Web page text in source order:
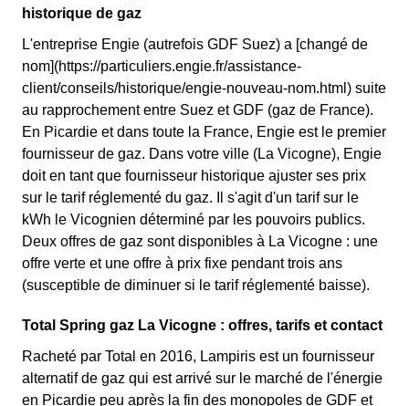
historique de gaz
L'entreprise Engie (autrefois GDF Suez) a [changé de
nom](https://particuliers.engie.fr/assistance-
client/conseils/historique/engie-nouveau-nom.html) suite
au rapprochement entre Suez et GDF (gaz de France).
En Picardie et dans toute la France, Engie est le premier
fournisseur de gaz. Dans votre ville (La Vicogne), Engie
doit en tant que fournisseur historique ajuster ses prix
sur le tarif réglementé du gaz. Il s'agit d'un tarif sur le
kWh le Vicognien déterminé par les pouvoirs publics.
Deux offres de gaz sont disponibles à La Vicogne : une
offre verte et une offre à prix fixe pendant trois ans
(susceptible de diminuer si le tarif réglementé baisse).
Total Spring gaz La Vicogne : offres, tarifs et contact
Racheté par Total en 2016, Lampiris est un fournisseur
alternatif de gaz qui est arrivé sur le marché de l'énergie
en Picardie peu après la fin des monopoles de GDF et